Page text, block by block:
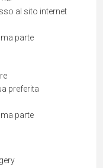
al sito internet
parte
preferita
parte